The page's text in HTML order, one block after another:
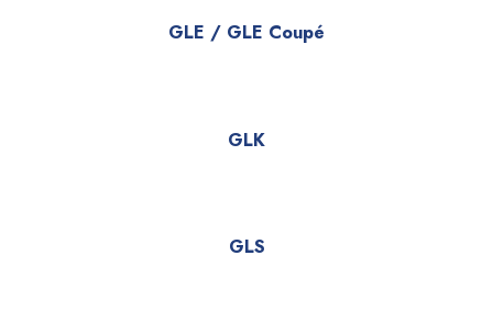
GLE / GLE Coupé
GLK
GLS